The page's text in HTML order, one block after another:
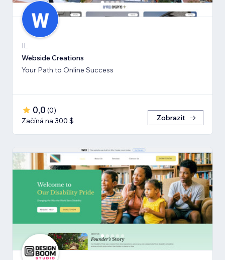
IL
Webside Creations
Your Path to Online Success
0,0 (0)
Začíná na 300 $
Zobrazit